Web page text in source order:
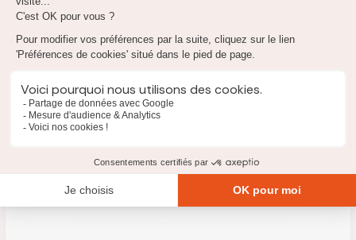
2. Conseil
Pour toute question, notre équipe d’experts est à votre
3. Accompagnement
même votre contrat si vous en aviez un.